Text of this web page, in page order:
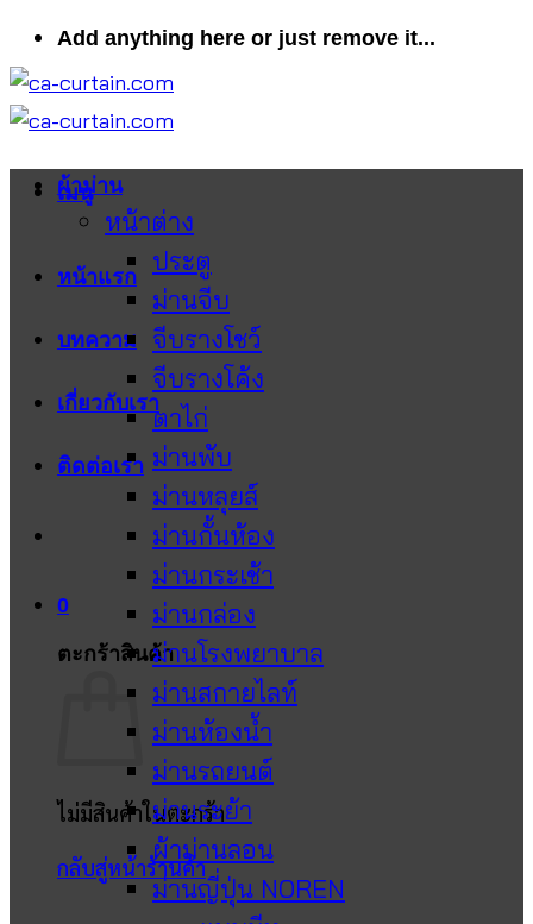
ข้าม
ไป
ยัง
เนื้อหา
Add anything here or just remove it...
เมนู
หน้าแรก
บทความ
เกี่ยวกับเรา
ติดต่อเรา
0
ตะกร้าสินค้า
ไม่มีสินค้าในตะกร้า
กลับสู่หน้าร้านค้า
ผ้าม่าน
หน้าต่าง
ประตู
ม่านจีบ
จีบรางโชว์
จีบรางโค้ง
ตาไก่
ม่านพับ
ม่านหลุยส์
ม่านกั้นห้อง
ม่านกระเช้า
ม่านกล่อง
ม่านโรงพยาบาล
ม่านสกายไลท์
ม่านห้องน้ำ
ม่านรถยนต์
ม่านระย้า
ผ้าม่านลอน
ม่านญี่ปุ่น NOREN